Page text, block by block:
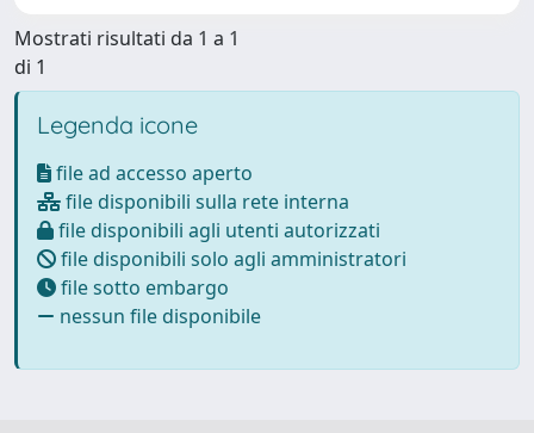
Mostrati risultati da 1 a 1
di 1
Legenda icone
file ad accesso aperto
file disponibili sulla rete interna
file disponibili agli utenti autorizzati
file disponibili solo agli amministratori
file sotto embargo
nessun file disponibile